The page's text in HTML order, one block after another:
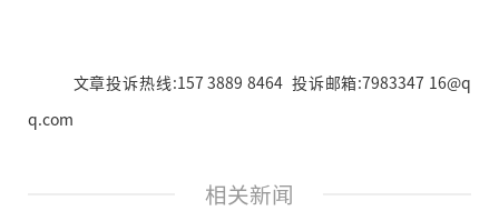
文章投诉热线:157 3889 8464 投诉邮箱:7983347 16@q
q.com
相关新闻